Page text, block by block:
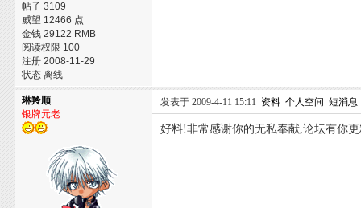
帖子 3109
威望 12466 点
金钱 29122 RMB
阅读权限 100
注册 2008-11-29
状态 离线
琳羚顺
银牌元老
发表于 2009-4-11 15:11 资料 个人空间 短消息
好料!非常感谢你的无私奉献,论坛有你